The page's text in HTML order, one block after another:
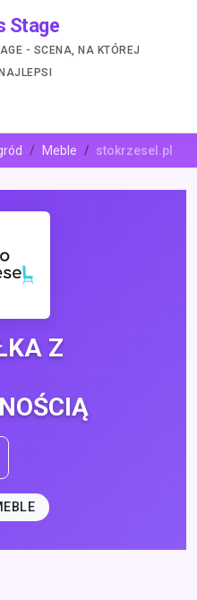
Stage
- SCENA, NA KTÓREJ
Meble stokrzesel.pl
Z